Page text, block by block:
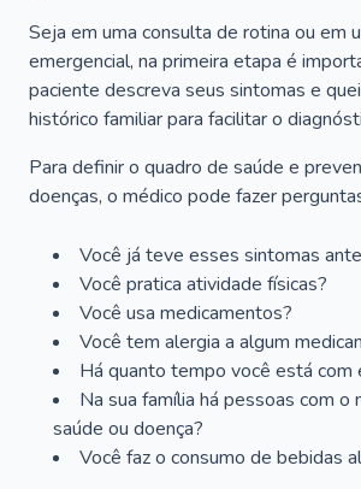
Seja em uma consulta de rotina ou em
emergencial, na primeira etapa é
paciente descreva seus sintomas e
histórico familiar para facilitar o
Para definir o quadro de saúde e
doenças, o médico pode fazer
Você já teve esses sintomas
Você pratica atividade físicas?
Você usa medicamentos?
Você tem alergia a algum
Há quanto tempo você está com
Na sua família há pessoas com o
saúde ou doença?
Você faz o consumo de bebidas